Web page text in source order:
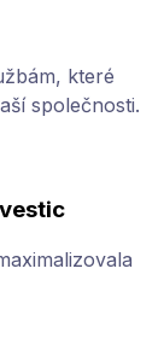
které
společnosti.